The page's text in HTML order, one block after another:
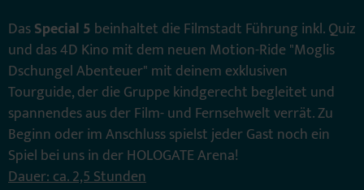
DasSpecial 5 beinhaltet die Filmstadt Führung inkl. Quiz
und das 4D Kino mit dem neuen Motion-Ride "Moglis
Dschungel Abenteuer" mit deinem exklusiven
Tourguide, der die Gruppe kindgerecht begleitet und
spannendes aus der Film- und Fernsehwelt verrät. Zu
Beginn oder im Anschluss spielst jeder Gast noch ein
Spiel bei uns in der HOLOGATE Arena!
Dauer: ca. 2,5 Stunden